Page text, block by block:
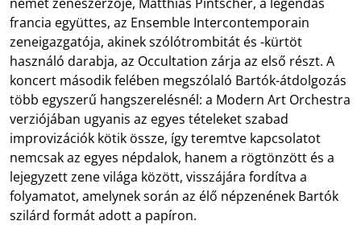
francia együttes, az Ensemble Intercontemporain
zeneigazgatója, akinek szólótrombitát és -kürtöt
használó darabja, az Occultation zárja az első részt. A
koncert második felében megszólaló Bartók-átdolgozás
több egyszerű hangszerelésnél: a Modern Art Orchestra
verziójában ugyanis az egyes tételeket szabad
improvizációk kötik össze, így teremtve kapcsolatot
nemcsak az egyes népdalok, hanem a rögtönzött és a
lejegyzett zene világa között, visszájára fordítva a
folyamatot, amelynek során az élő népzenének Bartók
szilárd formát adott a papíron.